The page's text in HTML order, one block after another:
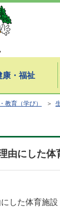
康・福祉
教育（学び） ＞
由にした
した体育施